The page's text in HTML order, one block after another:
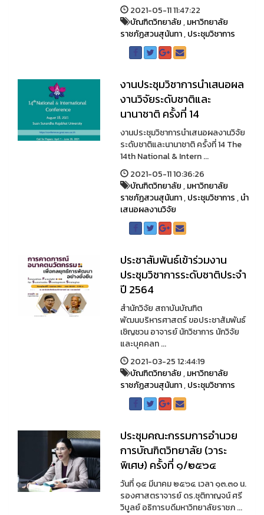
2021-05-11 11:47:22
บัณฑิตวิทยาลัย,มหาวิทยาลัย
ราชภัฏสวนสุนันทา,ประชุมวิชาการ
งานประชุมวิชาการนำเสนอผล
งานวิจัยระดับชาติและ
นานาชาติ ครั้งที่ 14
งานประชุมวิชาการนำเสนอผลงานวิจัย
ระดับชาติและนานาชาติ ครั้งที่ 14 The
14th National & Intern ...
2021-05-11 10:36:26
บัณฑิตวิทยาลัย,มหาวิทยาลัย
ราชภัฏสวนสุนันทา,ประชุมวิชาการ,นำ
เสนอผลงานวิจัย
ประชาสัมพันธ์เข้าร่วมงาน
ประชุมวิชาการระดับชาติประจำ
ปี 2564
สำนักวิจัย สถาบันบัณฑิต
พัฒนบริหารศาสตร์ ขอประชาสัมพันธ์
เชิญชวน อาจารย์ นักวิชาการ นักวิจัย
และบุคคลท ...
2021-03-25 12:44:19
บัณฑิตวิทยาลัย,มหาวิทยาลัย
ราชภัฏสวนสุนันทา,ประชุมวิชาการ
ประชุมคณะกรรมการอำนวย
การบัณฑิตวิทยาลัย (วาระ
พิเศษ) ครั้งที่ ๑/๒๕๖๔
วันที่ ๑๕ มีนาคม ๒๕๖๔ เวลา ๑๓.๓๐ น.
รองศาสตราจารย์ ดร.ชุติกาญจน์ ศรี
วิบูลย์ อธิการบดีมหาวิทยาลัยราชภ ...